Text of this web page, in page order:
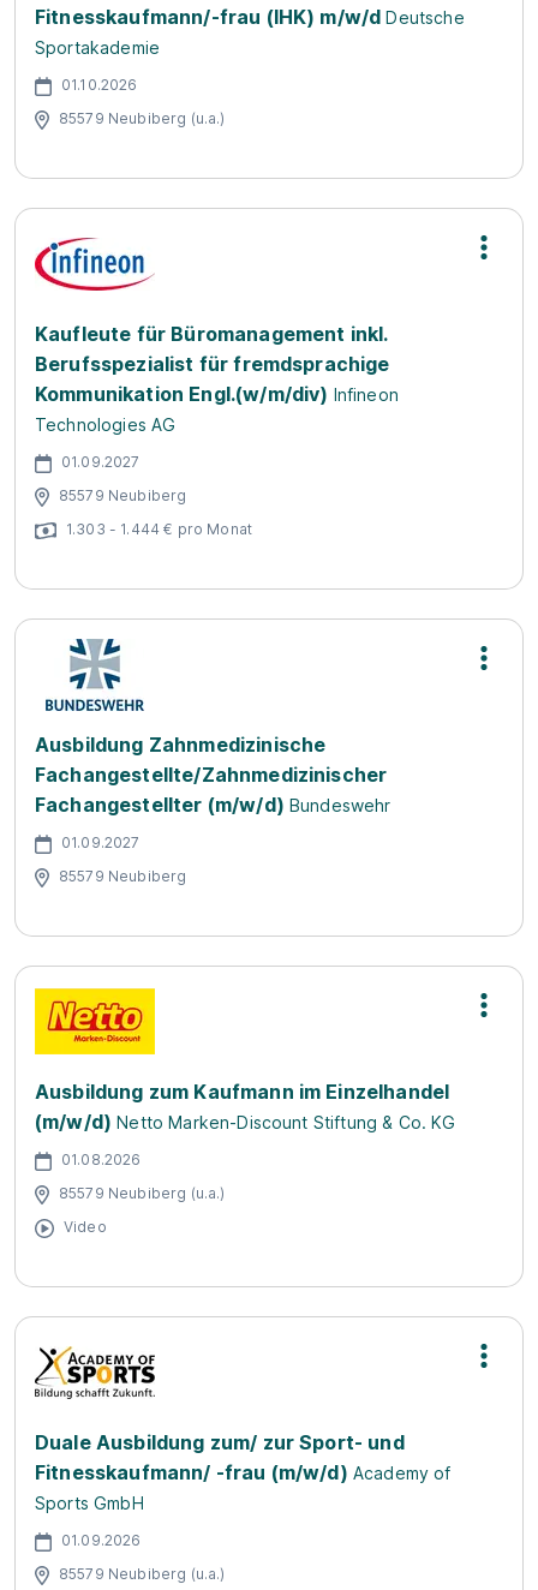
Fitnesskaufmann/-frau (IHK) m/w/d Deutsche
Sportakademie
01.10.2026
85579 Neubiberg (u.a.)
Kaufleute für Büromanagement inkl.
Berufsspezialist für fremdsprachige
Kommunikation Engl.(w/m/div) Infineon
Technologies AG
01.09.2027
85579 Neubiberg
1.303 - 1.444 € pro Monat
Ausbildung Zahnmedizinische
Fachangestellte/Zahnmedizinischer
Fachangestellter (m/w/d) Bundeswehr
01.09.2027
85579 Neubiberg
Ausbildung zum Kaufmann im Einzelhandel
(m/w/d) Netto Marken-Discount Stiftung & Co. KG
01.08.2026
85579 Neubiberg (u.a.)
Video
Duale Ausbildung zum/ zur Sport- und
Fitnesskaufmann/ -frau (m/w/d) Academy of
Sports GmbH
01.09.2026
85579 Neubiberg (u.a.)